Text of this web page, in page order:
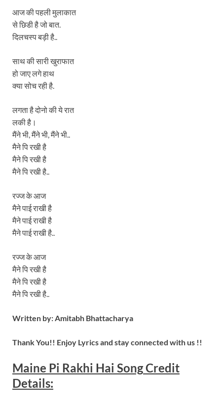
आज की पहली मुलाकात
से छिडी है जो बात.
दिलचस्प बड़ी है..
साथ की सारी खुराफात
हो जाए लगे हाथ
क्या सोच रही है.
लगता है दोनो की ये रात
लकी है।
मैंने भी, मैंने भी, मैंने भी..
मैने पि रखी है
मैने पि रखी है
मैने पि रखी है..
रज्ज के आज
मैने पाई राखी है
मैने पाई राखी है
मैने पाई राखी है..
रज्ज के आज
मैने पि रखी है
मैने पि रखी है
मैने पि रखी है..
Written by: Amitabh Bhattacharya
Thank You!! Enjoy Lyrics and stay connected with us !!
Maine Pi Rakhi Hai SongCredit
Details: